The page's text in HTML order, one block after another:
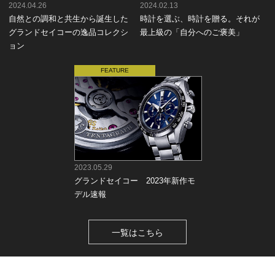
2024.04.26
自然との調和と共生から誕生した
グランドセイコーの逸品コレクシ
ョン
2024.02.13
時計を選ぶ、時計を贈る。それが
最上級の「自分へのご褒美」
2023.05.29
グランドセイコー 2023年新作モ
デル速報
一覧はこちら